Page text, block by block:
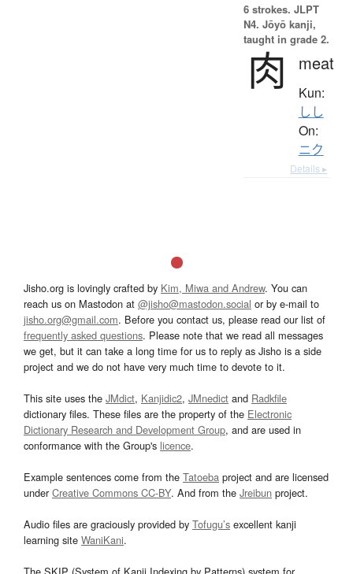
6 strokes. JLPT
N4. Jōyō kanji,
taught in grade 2.
肉 meat
Kun:
しし
On:
ニク
Details ▸
Jisho.org is lovingly crafted by Kim, Miwa and Andrew. You can
reach us on Mastodon at @jisho@mastodon.social or by e-mail to
jisho.org@gmail.com. Before you contact us, please read our list of
frequently asked questions. Please note that we read all messages
we get, but it can take a long time for us to reply as Jisho is a side
project and we do not have very much time to devote to it.
This site uses the JMdict, Kanjidic2, JMnedict and Radkfile
dictionary files. These files are the property of the Electronic
Dictionary Research and Development Group, and are used in
conformance with the Group's licence.
Example sentences come from the Tatoeba project and are licensed
underCreative Commons CC-BY. And from the Jreibun project.
Audio files are graciously provided by Tofugu’s excellent kanji
learning site WaniKani.